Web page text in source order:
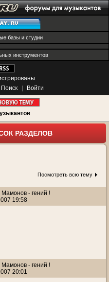
базы и студии
инструментов
Поиск Войти
РАЗДЕЛОВ
Посмотреть всю тему
Мамонов - гений !
19:58
Мамонов - гений !
20:01